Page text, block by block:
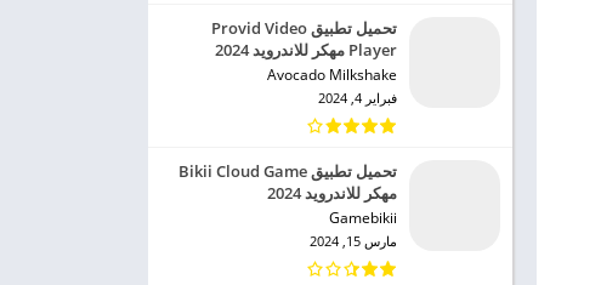
تحميل تطبيق Provid Video
Player مهكر للاندرويد 2024
Avocado Milkshake‏
فبراير 4, 2024
تحميل تطبيق Bikii Cloud Game
مهكر للاندرويد 2024
Gamebikii‏
مارس 15, 2024